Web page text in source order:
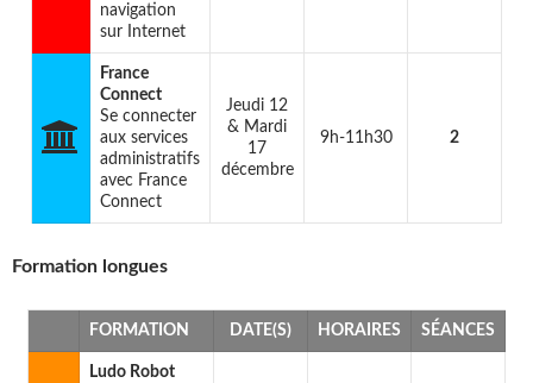
navigation
sur Internet
France
Connect
Se connecter
aux services
administratifs
avec France
Connect
Jeudi 12
& Mardi
17
décembre
9h-11h30 2
Formation longues
FORMATION DATE(S) HORAIRES SÉANCES
Ludo Robot